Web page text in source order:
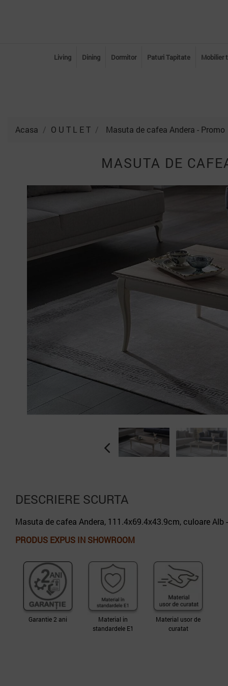
Living Dining Dormitor Paturi Tapitate Mobilier
Acasa O U T L E T Masuta de cafea Andera - Promo
MASUTA DE
DESCRIERE SCURTA
Masuta de cafea Andera, 111.4x69.4x43.9cm, culoare Alb
PRODUS EXPUS IN SHOWROOM
Garantie 2 ani
Material in
standardele E1
Material usor de
curatat